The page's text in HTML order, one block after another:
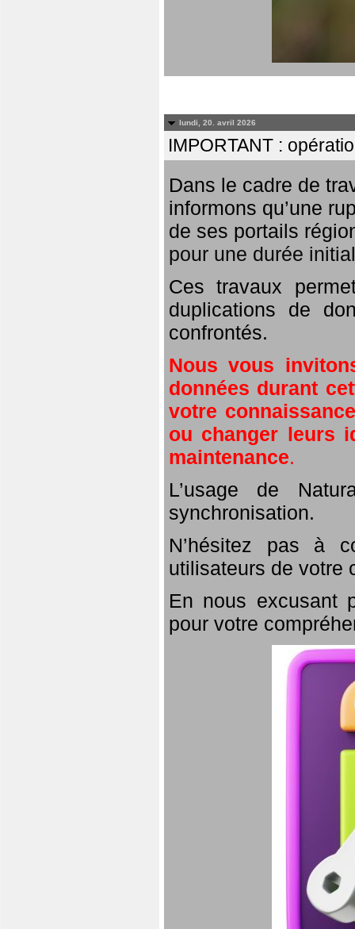
lundi, 20. avril 2026
IMPORTANT :
Dans le cadre de
informons qu’une
de ses portails
pour une durée
Ces travaux
duplications de
confrontés.
Nous vous
données durant
votre
ou changer leurs
maintenance.
L’usage de
synchronisation.
N’hésitez pas à
utilisateurs de votre
En nous excusant
pour votre